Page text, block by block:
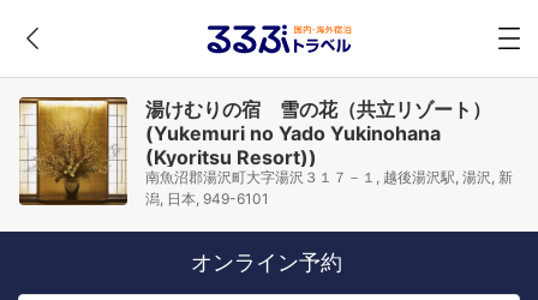
湯けむりの宿 雪の花（共立リゾート）
(Yukemuri no Yado Yukinohana
(Kyoritsu Resort))
南魚沼郡湯沢町大字湯沢３１７－１, 越後湯沢駅, 湯沢, 新
潟, 日本, 949-6101
オンライン予約